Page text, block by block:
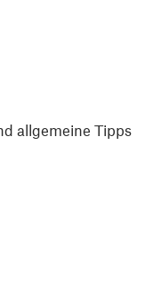
allgemeine Tipps